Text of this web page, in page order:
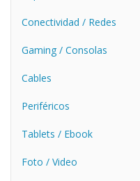
Conectividad / Redes
Gaming / Consolas
Cables
Periféricos
Tablets / Ebook
Foto / Video